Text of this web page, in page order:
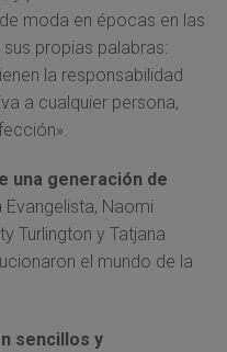
moda en épocas en las
propias palabras:
la responsabilidad
a cualquier persona,
una generación de
Naomi
Turlington y Tatjana
el mundo de la
sencillos y